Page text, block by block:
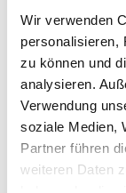
Wir verwenden
personalisieren,
zu können und
analysieren.
Verwendung
soziale Medien,
Partner führen
weiteren Daten
Für das neue
Frankreich
Umsatz
steigen. Des
den
ermöglichen:
jährlich. Auch
Nettoergebnis